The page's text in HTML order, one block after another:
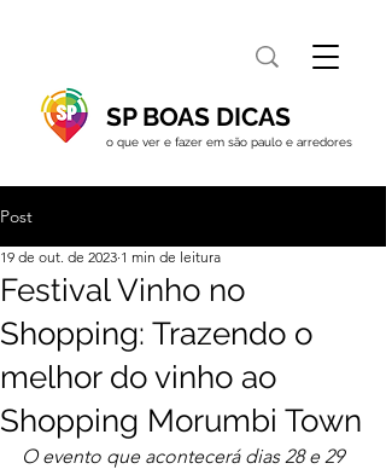
SP BOAS DICAS
o que ver e fazer em são paulo e arredores
Post
Festival Vinho no
Shopping: Trazendo o
melhor do vinho ao
Shopping Morumbi Town
19 de out. de 2023 1 min de leitura
O evento que acontecerá dias 28 e 29